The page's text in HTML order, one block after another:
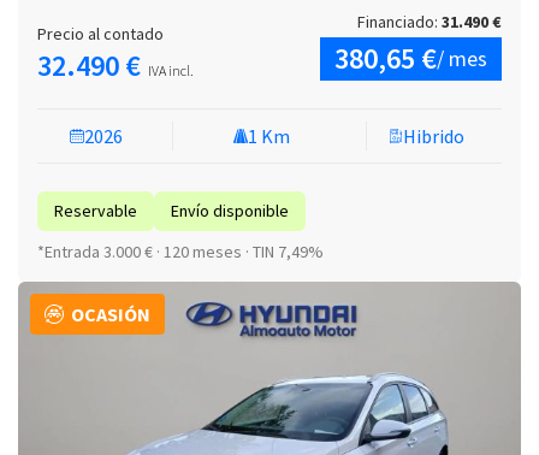
2026 1 Km Hibrido
Reservable
Envío disponible
*Entrada 3.000 € · 120 meses · TIN 7,49%
Precio al contado
32.490 € IVA incl.
Financiado: 31.490 €
380,65 €/ mes
OCASIÓN